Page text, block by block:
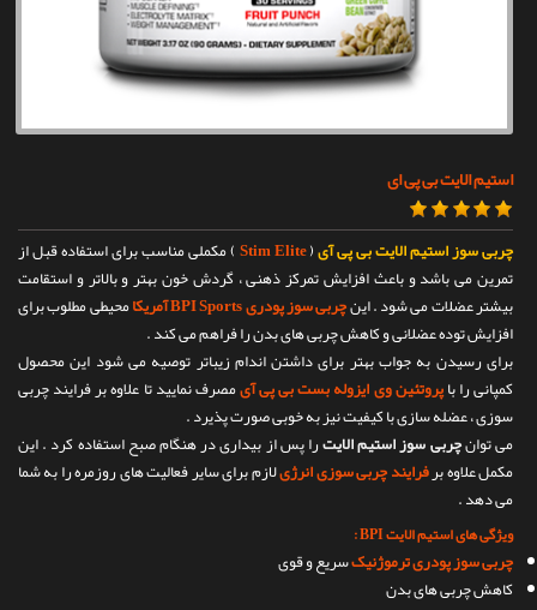
استیم الایت بی پی ای
چربی سوز استیم الایت بی پی آی(
Stim Elite) مکملی مناسب برای استفاده قبل از
تمرین می باشد و باعث افزایش تمرکز ذهنی ، گردش خون بهتر و بالاتر و استقامت
بیشتر عضلات می شود . اینچربی سوز پودری BPI Sports آمریکا
محیطی مطلوب برای
افزایش توده عضلانی و کاهش چربی های بدن را فراهم می کند .
برای رسیدن به جواب بهتر برای داشتن اندام زیباتر توصیه می شود این محصول
کمپانی را باپروتئین وی ایزوله بست بی پی آیمصرف نمایید تا علاوه بر فرایند چربی
سوزی ، عضله سازی با کیفیت نیز به خوبی صورت پذیرد .
می توانچربی سوز استیم الایترا پس از بیداری در هنگام صبح استفاده کرد . این
مکمل علاوه برفرایند چربی سوزی انرژیلازم برای سایر فعالیت های روزمره را به شما
می دهد .
ویژگی های استیم الایت BPI :
چربی سوز پودری ترموژنیکسریع و قوی
کاهش چربی های بدن